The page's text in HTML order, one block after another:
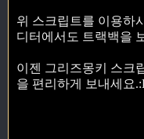
위 스크립트를 이용하
디터에서도 트랙백을
이젠 그리즈몽키 스크
을 편리하게 보내세요